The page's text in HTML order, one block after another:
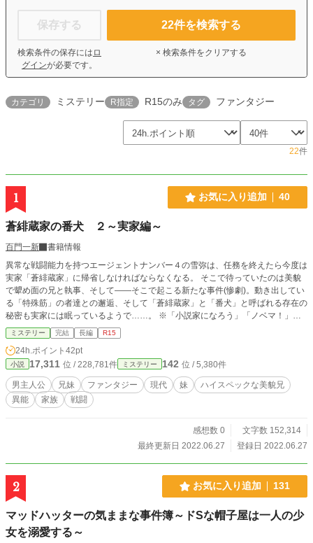
保存する
検索条件の保存には ロ
グインが必要です。
22件を検索する
× 検索条件をクリアする
カテゴリ ミステリー R指定 R15のみ タグ ファンタジー
22件
1 お気に入り追加 40
蒼緋蔵家の番犬 ２～実家編～
百門一新
書籍情報
異常な戦闘能力を持つエージェントナンバー４の雪弥は、任務を終えたら今度は
実家「蒼緋蔵家」に帰省しなければならなくなる。 そこで待っていたのは美貌
で顰め面の兄と執事、そして――そこで起こる新たな事件(惨劇)。動き出してい
る「特殊筋」の者達との邂逅、そして「蒼緋蔵家」と「番犬」と呼ばれる存在の
秘密も実家には眠っているようで……。 ※「小説家になろう」「ノベマ！」
「カクヨム」にも掲載しています。
ミステリー 完結 長編 R15
24h.ポイント 42pt
小説 17,311 位 / 228,781件 ミステリー 142 位 / 5,380件
男主人公 兄妹 ファンタジー 現代 妹
ハイスペックな美貌兄
異能
家族 戦闘
感想数 0
文字数 152,314
最終更新日 2022.06.27
登録日 2022.06.27
2 お気に入り追加 131
マッドハッターの気ままな事件簿～ドSな帽子屋は一人の少
女を溺愛する～